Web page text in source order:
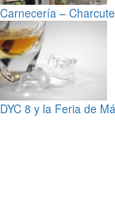
Carnecería –
DYC 8 y la Feria de